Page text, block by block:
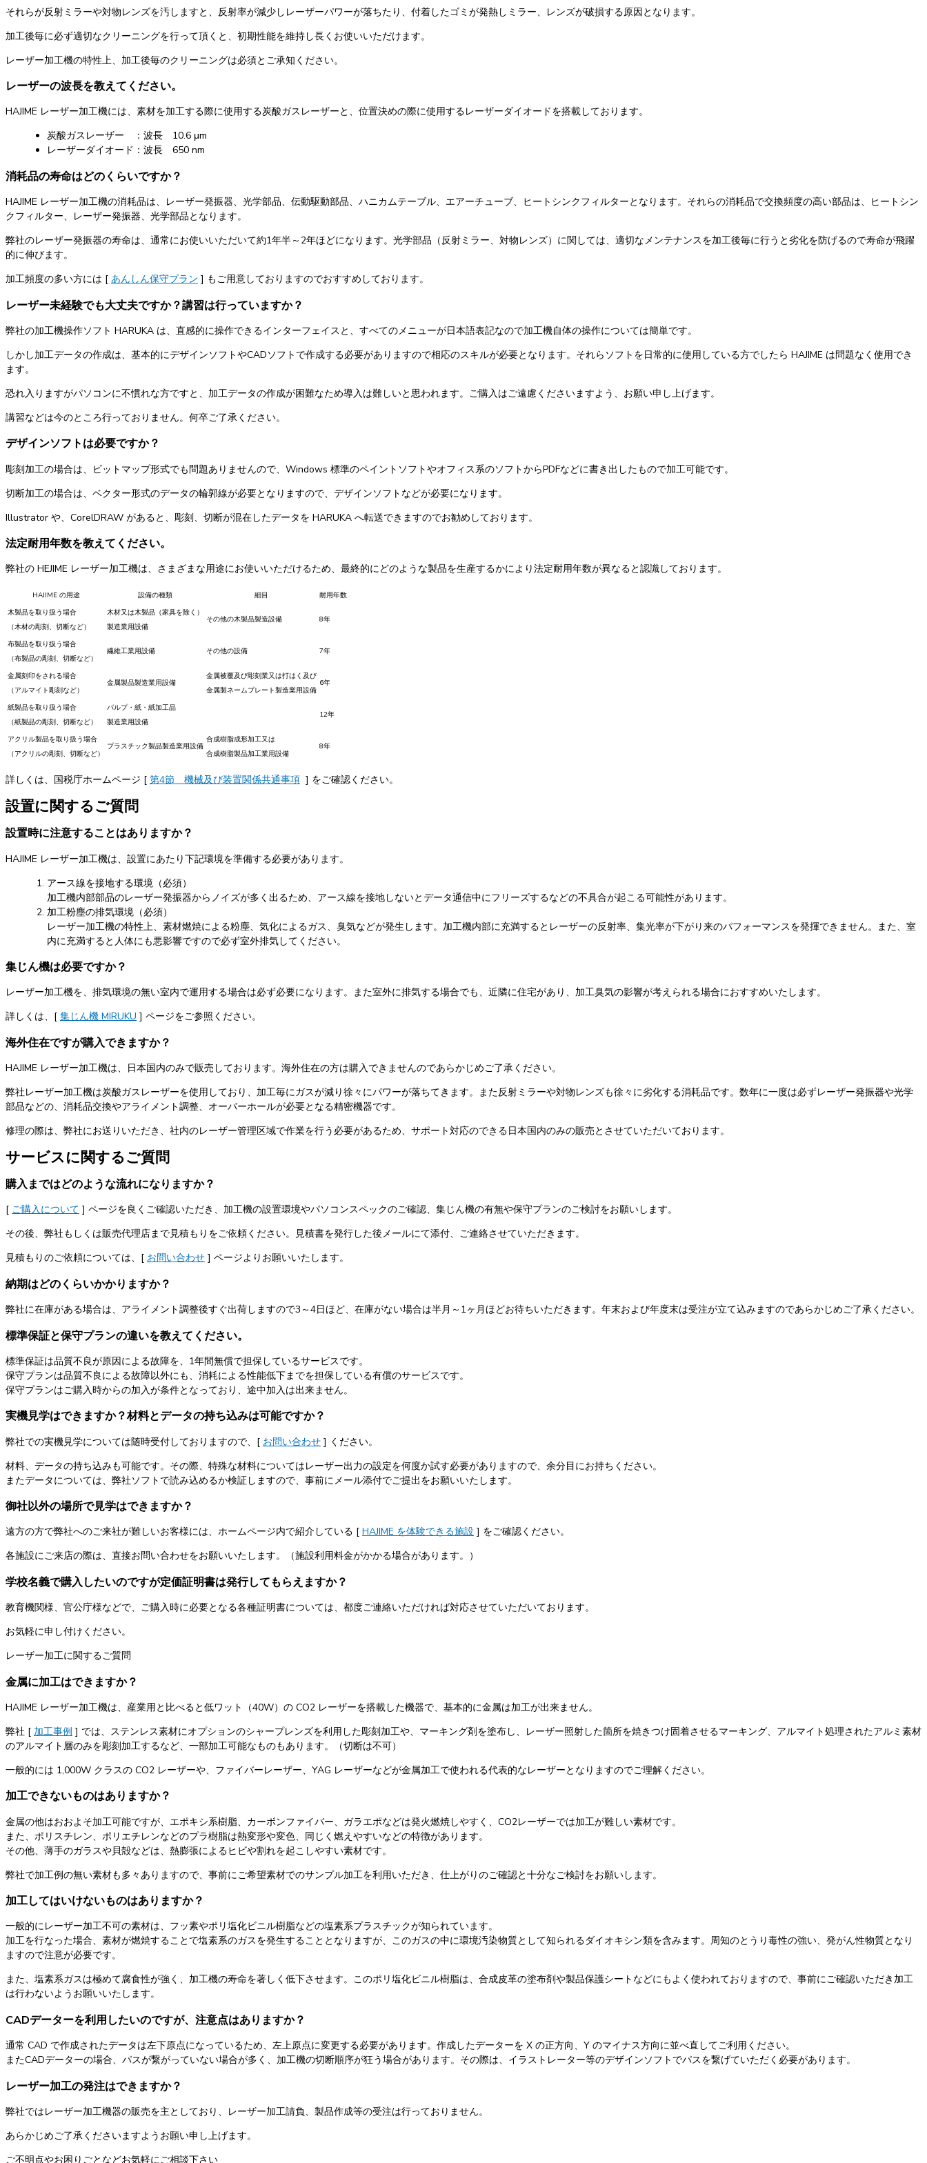
それらが反射ミラーや対物レンズを汚しますと、反射率が減少しレーザーパワーが落ちたり、付着したゴミが発熱しミラー、レンズが破損する原因となります。
加工後毎に必ず適切なクリーニングを行って頂くと、初期性能を維持し長くお使いいただけます。
レーザー加工機の特性上、加工後毎のクリーニングは必須とご承知ください。
レーザーの波長を教えてください。
HAJIME レーザー加工機には、素材を加工する際に使用する炭酸ガスレーザーと、位置決めの際に使用するレーザーダイオードを搭載しております。
炭酸ガスレーザー ：波長 10.6 μm
レーザーダイオード：波長 650 nm
消耗品の寿命はどのくらいですか？
HAJIME レーザー加工機の消耗品は、レーザー発振器、光学部品、伝動駆動部品、ハニカムテーブル、エアーチューブ、ヒートシンクフィルターとなります。それらの消耗品で交換頻度の高い部品は、ヒートシン
クフィルター、レーザー発振器、光学部品となります。
弊社のレーザー発振器の寿命は、通常にお使いいただいて約1年半～2年ほどになります。光学部品（反射ミラー、対物レンズ）に関しては、適切なメンテナンスを加工後毎に行うと劣化を防げるので寿命が飛躍
的に伸びます。
加工頻度の多い方には [ あんしん保守プラン ] もご用意しておりますのでおすすめしております。
レーザー未経験でも大丈夫ですか？講習は行っていますか？
弊社の加工機操作ソフト HARUKA は、直感的に操作できるインターフェイスと、すべてのメニューが日本語表記なので加工機自体の操作については簡単です。
しかし加工データの作成は、基本的にデザインソフトやCADソフトで作成する必要がありますので相応のスキルが必要となります。それらソフトを日常的に使用している方でしたら HAJIME は問題なく使用でき
ます。
恐れ入りますがパソコンに不慣れな方ですと、加工データの作成が困難なため導入は難しいと思われます。ご購入はご遠慮くださいますよう、お願い申し上げます。
講習などは今のところ行っておりません。何卒ご了承ください。
デザインソフトは必要ですか？
彫刻加工の場合は、ビットマップ形式でも問題ありませんので、Windows 標準のペイントソフトやオフィス系のソフトからPDFなどに書き出したもので加工可能です。
切断加工の場合は、ベクター形式のデータの輪郭線が必要となりますので、デザインソフトなどが必要になります。
Illustrator や、CorelDRAW があると、彫刻、切断が混在したデータを HARUKA へ転送できますのでお勧めしております。
法定耐用年数を教えてください。
弊社の HEJIME レーザー加工機は、さまざまな用途にお使いいただけるため、最終的にどのような製品を生産するかにより法定耐用年数が異なると認識しております。
HAJIME の用途 設備の種類 細目
耐用年数
木製品を取り扱う場合
（木材の彫刻、切断など）
木材又は木製品（家具を除く）
製造業用設備
その他の木製品製造設備 8年
布製品を取り扱う場合
（布製品の彫刻、切断など）
繊維工業用設備 その他の設備 7年
金属刻印をされる場合
（アルマイト彫刻など）
金属製品製造業用設備
金属被覆及び彫刻業又は打はく及び
金属製ネームプレート製造業用設備
6年
紙製品を取り扱う場合
（紙製品の彫刻、切断など）
パルプ・紙・紙加工品
製造業用設備
12年
アクリル製品を取り扱う場合
（アクリルの彫刻、切断など）
プラスチック製品製造業用設備
合成樹脂成形加工又は
合成樹脂製品加工業用設備
8年
詳しくは、国税庁ホームページ [ 第4節 機械及び装置関係共通事項 ] をご確認ください。
設置に関するご質問
設置時に注意することはありますか？
HAJIME レーザー加工機は、設置にあたり下記環境を準備する必要があります。
アース線を接地する環境（必須）
加工機内部部品のレーザー発振器からノイズが多く出るため、アース線を接地しないとデータ通信中にフリーズするなどの不具合が起こる可能性があります。
加工粉塵の排気環境（必須）
レーザー加工機の特性上、素材燃焼による粉塵、気化によるガス、臭気などが発生します。加工機内部に充満するとレーザーの反射率、集光率が下がり来のパフォーマンスを発揮できません。また、室
内に充満すると人体にも悪影響ですので必ず室外排気してください。
集じん機は必要ですか？
レーザー加工機を、排気環境の無い室内で運用する場合は必ず必要になります。また室外に排気する場合でも、近隣に住宅があり、加工臭気の影響が考えられる場合におすすめいたします。
詳しくは、[ 集じん機 MIRUKU ] ページをご参照ください。
海外住在ですが購入できますか？
HAJIME レーザー加工機は、日本国内のみで販売しております。海外住在の方は購入できませんのであらかじめご了承ください。
弊社レーザー加工機は炭酸ガスレーザーを使用しており、加工毎にガスが減り徐々にパワーが落ちてきます。また反射ミラーや対物レンズも徐々に劣化する消耗品です。数年に一度は必ずレーザー発振器や光学
部品などの、消耗品交換やアライメント調整、オーバーホールが必要となる精密機器です。
修理の際は、弊社にお送りいただき、社内のレーザー管理区域で作業を行う必要があるため、サポート対応のできる日本国内のみの販売とさせていただいております。
サービスに関するご質問
購入まではどのような流れになりますか？
[ ご購入について ] ページを良くご確認いただき、加工機の設置環境やパソコンスペックのご確認、集じん機の有無や保守プランのご検討をお願いします。
その後、弊社もしくは販売代理店まで見積もりをご依頼ください。見積書を発行した後メールにて添付、ご連絡させていただきます。
見積もりのご依頼については、[ お問い合わせ ] ページよりお願いいたします。
納期はどのくらいかかりますか？
弊社に在庫がある場合は、アライメント調整後すぐ出荷しますので3～4日ほど、在庫がない場合は半月～1ヶ月ほどお待ちいただきます。年末および年度末は受注が立て込みますのであらかじめご了承ください。
標準保証と保守プランの違いを教えてください。
標準保証は品質不良が原因による故障を、1年間無償で担保しているサービスです。
保守プランは品質不良による故障以外にも、消耗による性能低下までを担保している有償のサービスです。
保守プランはご購入時からの加入が条件となっており、途中加入は出来ません。
実機見学はできますか？材料とデータの持ち込みは可能ですか？
弊社での実機見学については随時受付しておりますので、[ お問い合わせ ] ください。
材料、データの持ち込みも可能です。その際、特殊な材料についてはレーザー出力の設定を何度か試す必要がありますので、余分目にお持ちください。
またデータについては、弊社ソフトで読み込めるか検証しますので、事前にメール添付でご提出をお願いいたします。
御社以外の場所で見学はできますか？
遠方の方で弊社へのご来社が難しいお客様には、ホームページ内で紹介している [ HAJIME を体験できる施設 ] をご確認ください。
各施設にご来店の際は、直接お問い合わせをお願いいたします。（施設利用料金がかかる場合があります。）
学校名義で購入したいのですが定価証明書は発行してもらえますか？
教育機関様、官公庁様などで、ご購入時に必要となる各種証明書については、都度ご連絡いただければ対応させていただいております。
お気軽に申し付けください。
レーザー加工に関するご質問
金属に加工はできますか？
HAJIME レーザー加工機は、産業用と比べると低ワット（40W）の CO2 レーザーを搭載した機器で、基本的に金属は加工が出来ません。
弊社 [ 加工事例 ] では、ステンレス素材にオプションのシャープレンズを利用した彫刻加工や、マーキング剤を塗布し、レーザー照射した箇所を焼きつけ固着させるマーキング、アルマイト処理されたアルミ素材
のアルマイト層のみを彫刻加工するなど、一部加工可能なものもあります。（切断は不可）
一般的には 1,000W クラスの CO2 レーザーや、ファイバーレーザー、YAG レーザーなどが金属加工で使われる代表的なレーザーとなりますのでご理解ください。
加工できないものはありますか？
金属の他はおおよそ加工可能ですが、エポキシ系樹脂、カーボンファイバー、ガラエポなどは発火燃焼しやすく、CO2レーザーでは加工が難しい素材です。
また、ポリスチレン、ポリエチレンなどのプラ樹脂は熱変形や変色、同じく燃えやすいなどの特徴があります。
その他、薄手のガラスや貝殻などは、熱膨張によるヒビや割れを起こしやすい素材です。
弊社で加工例の無い素材も多々ありますので、事前にご希望素材でのサンプル加工を利用いただき、仕上がりのご確認と十分なご検討をお願いします。
加工してはいけないものはありますか？
一般的にレーザー加工不可の素材は、フッ素やポリ塩化ビニル樹脂などの塩素系プラスチックが知られています。
加工を行なった場合、素材が燃焼することで塩素系のガスを発生することとなりますが、このガスの中に環境汚染物質として知られるダイオキシン類を含みます。周知のとうり毒性の強い、発がん性物質となり
ますので注意が必要です。
また、塩素系ガスは極めて腐食性が強く、加工機の寿命を著しく低下させます。このポリ塩化ビニル樹脂は、合成皮革の塗布剤や製品保護シートなどにもよく使われておりますので、事前にご確認いただき加工
は行わないようお願いいたします。
CADデーターを利用したいのですが、注意点はありますか？
通常 CAD で作成されたデータは左下原点になっているため、左上原点に変更する必要があります。作成したデーターを X の正方向、Y のマイナス方向に並べ直してご利用ください。
またCADデーターの場合、パスが繋がっていない場合が多く、加工機の切断順序が狂う場合があります。その際は、イラストレーター等のデザインソフトでパスを繋げていただく必要があります。
レーザー加工の発注はできますか？
弊社ではレーザー加工機器の販売を主としており、レーザー加工請負、製品作成等の受注は行っておりません。
あらかじめご了承くださいますようお願い申し上げます。
ご不明点やお困りごとなどお気軽にご相談下さい